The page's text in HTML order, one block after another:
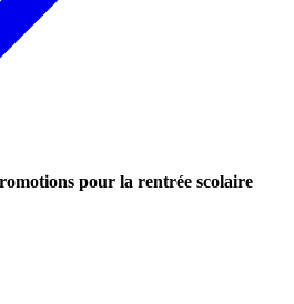
pour la rentrée scolaire